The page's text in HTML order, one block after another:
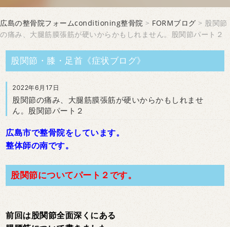
広島の整骨院フォームconditioning整骨院 > FORMブログ > 股関節
の痛み、大腿筋膜張筋が硬いからかもしれません。股関節パート２
股関節・膝・足首《症状ブログ》
2022年6月17日
股関節の痛み、大腿筋膜張筋が硬いからかもしれませ
ん。股関節パート２
広島市で整骨院をしています。
整体師の南です。
股関節についてパート２です。
前回は股関節全面深くにある